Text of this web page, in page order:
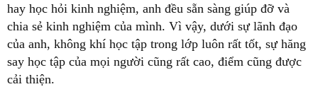
hay học hỏi kinh nghiệm, anh đều sẵn sàng giúp đỡ và
chia sẻ kinh nghiệm của mình. Vì vậy, dưới sự lãnh đạo
của anh, không khí học tập trong lớp luôn rất tốt, sự hăng
say học tập của mọi người cũng rất cao, điểm cũng được
cải thiện.